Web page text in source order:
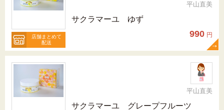
店舗まとめて
配送
平山直美
サクラマーユ ゆず
990 円
平山直美
サクラマーユ グレープフルーツ